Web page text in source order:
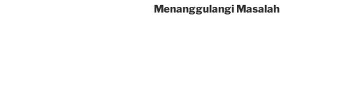
Menanggulangi Masalah